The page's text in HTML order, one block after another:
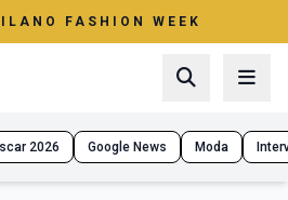
FASHION WEEK
2026 Google News Moda